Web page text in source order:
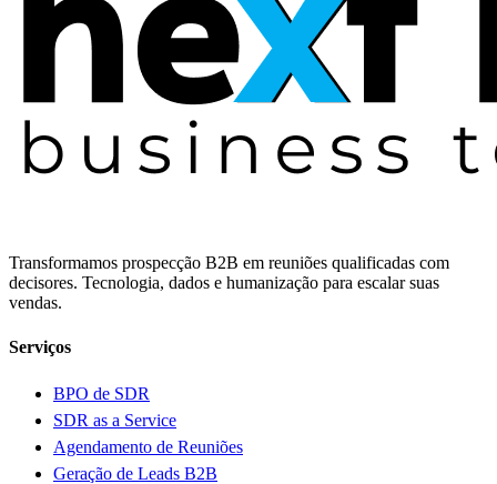
Transformamos prospecção B2B em reuniões qualificadas com
decisores. Tecnologia, dados e humanização para escalar suas
vendas.
Serviços
BPO de SDR
SDR as a Service
Agendamento de Reuniões
Geração de Leads B2B